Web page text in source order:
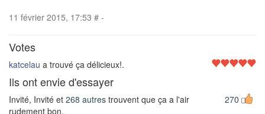
11 février 2015, 17:53 # -
Votes
katcelau a trouvé ça délicieux!.
Ils ont envie d'essayer
270
Invité, Invité et 268 autres trouvent que ça a l'air
rudement bon.